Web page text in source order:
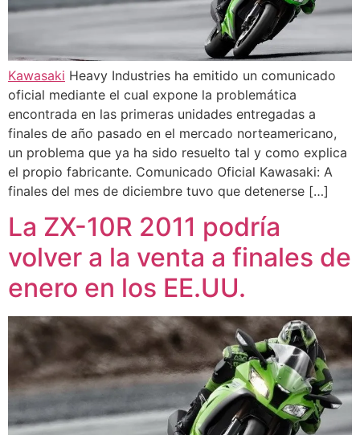
Kawasaki Heavy Industries ha emitido un comunicado
oficial mediante el cual expone la problemática
encontrada en las primeras unidades entregadas a
finales de año pasado en el mercado norteamericano,
un problema que ya ha sido resuelto tal y como explica
el propio fabricante. Comunicado Oficial Kawasaki: A
finales del mes de diciembre tuvo que detenerse […]
La ZX-10R 2011 podría
volver a la venta a finales de
enero en los EE.UU.